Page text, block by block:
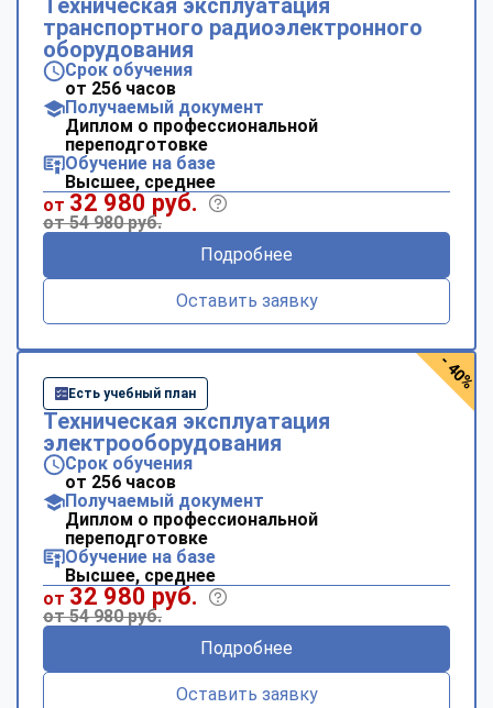
транспортного радиоэлектронного
оборудования
Срок обучения
от 256 часов
Получаемый документ
Диплом о профессиональной
переподготовке
Обучение на базе
Высшее, среднее
от 32 980 руб.
от 54 980 руб.
Подробнее
Оставить заявку
Есть учебный план
Техническая эксплуатация
электрооборудования
Срок обучения
от 256 часов
Получаемый документ
Диплом о профессиональной
переподготовке
Обучение на базе
Высшее, среднее
от 32 980 руб.
от 54 980 руб.
Подробнее
Оставить заявку
- 40%